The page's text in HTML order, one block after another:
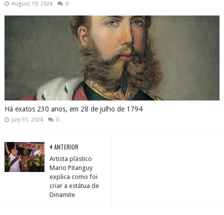
August 19, 2024 0
Há exatos 230 anos, em 28 de julho de 1794
July 31, 2024 0
ANTERIOR
Artista plástico
Mario Pitanguy
explica como foi
criar a estátua de
Dinamite